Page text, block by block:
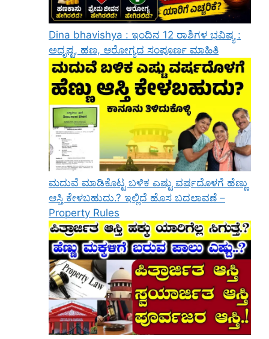
Dina bhavishya : ಇಂದಿನ 12 ರಾಶಿಗಳ ಭವಿಷ್ಯ :
ಅದೃಷ್ಟ, ಹಣ, ಆರೋಗ್ಯದ ಸಂಪೂರ್ಣ ಮಾಹಿತಿ
ಮದುವೆ ಮಾಡಿಕೊಟ್ಟ ಬಳಿಕ ಎಷ್ಟು ವರ್ಷದೊಳಗೆ ಹೆಣ್ಣು
ಆಸ್ತಿ ಕೇಳಬಹುದು.? ಇಲ್ಲಿದೆ ಹೊಸ ಬದಲಾವಣೆ –
Property Rules